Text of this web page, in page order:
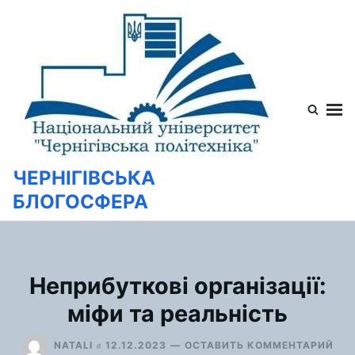
содержимому
ЧЕРНІГІВСЬКА
БЛОГОСФЕРА
Неприбуткові організації:
міфи та реальність
NATALI в 12.12.2023 ОСТАВИТЬ КОММЕНТАРИЙ